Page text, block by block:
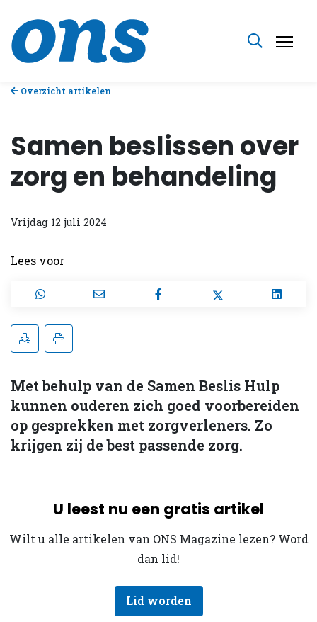
Overzicht artikelen
Samen beslissen over
zorg en behandeling
Vrijdag 12 juli 2024
Lees voor
Met behulp van de Samen Beslis Hulp
kunnen ouderen zich goed voorbereiden
op gesprekken met zorgverleners. Zo
krijgen zij de best passende zorg.
U leest nu een gratis artikel
Wilt u alle artikelen van ONS Magazine lezen? Word
dan lid!
Lid worden